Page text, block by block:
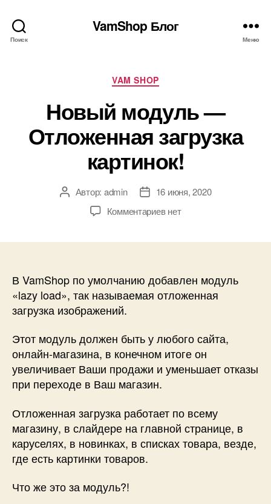
Поиск
VamShop Блог
Меню
Рубрики
VAM SHOP
Новый модуль —
Отложенная загрузка
картинок!
Автор
записи
Автор: admin
Дата16 июня, 2020
Комментариевк
Отложенная
картинок!
нет
В VamShop по умолчанию добавлен модуль
«lazy load», так называемая отложенная
загрузка изображений.
Этот модуль должен быть у любого сайта,
онлайн-магазина, в конечном итоге он
увеличивает Ваши продажи и уменьшает отказы
при переходе в Ваш магазин.
Отложенная загрузка работает по всему
магазину, в слайдере на главной странице, в
каруселях, в новинках, в списках товара, везде,
где есть картинки товаров.
Что же это за модуль?!